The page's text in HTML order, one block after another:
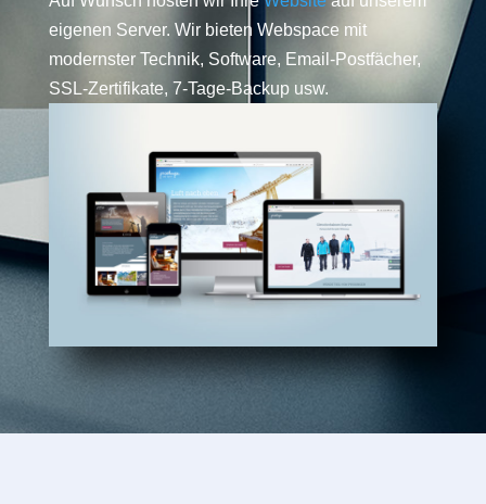
eigenen Server. Wir bieten Webspace mit
modernster Technik, Software, Email-Postfächer,
SSL-Zertifikate, 7-Tage-Backup usw.